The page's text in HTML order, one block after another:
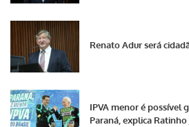
Renato Adur será
IPVA menor é possível
Paraná, explica Ratinho